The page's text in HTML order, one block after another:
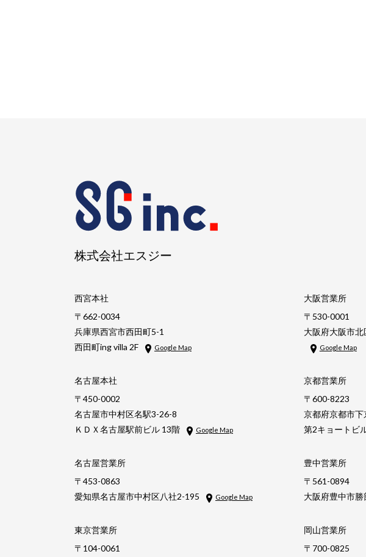
株式会社エスジー
西宮本社
〒662-0034
兵庫県西宮市西田町5-1
西田町ing villa 2F
Google Map
名古屋本社
〒450-0002
名古屋市中村区名駅3-26-8
ＫＤＸ名古屋駅前ビル 13階
Google Map
名古屋営業所
〒453-0863
愛知県名古屋市中村区八社2-195
Google Map
東京営業所
〒104-0061
大阪営業所
〒530-0001
大阪府大阪市
Google Map
京都営業所
〒600-8223
京都府京都市
第2キョートビ
豊中営業所
〒561-0894
大阪府豊中市
岡山営業所
〒700-0825